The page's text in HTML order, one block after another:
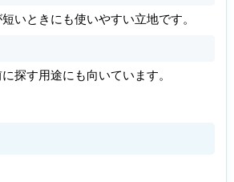
いときにも使いやすい立地です。
探す用途にも向いています。